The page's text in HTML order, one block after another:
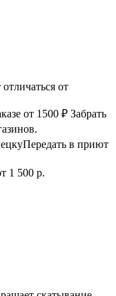
от
от 1500 ₽ Забрать
Передать в приют
1 500 р.